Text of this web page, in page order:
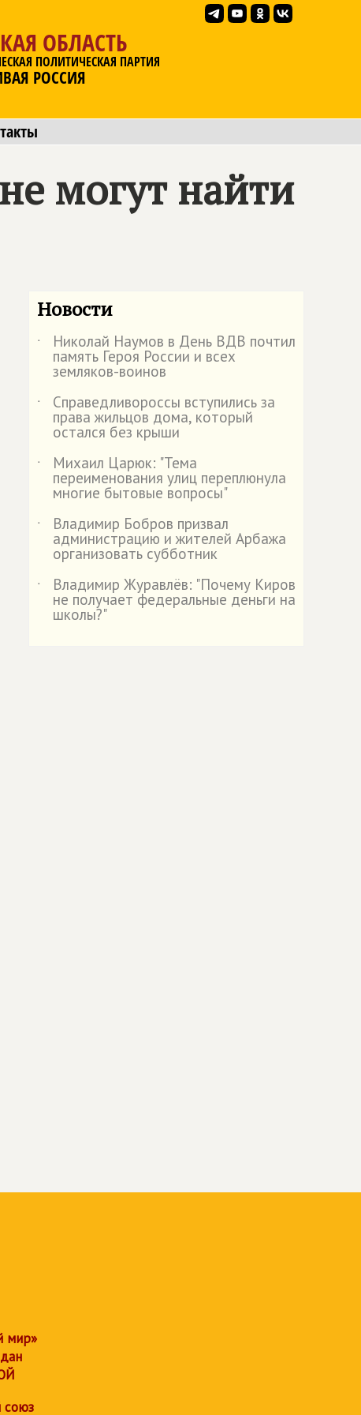
ОБЛАСТЬ
ПОЛИТИЧЕСКАЯ ПАРТИЯ
РОССИЯ
могут найти
Новости
˙ Николай Наумов в День ВДВ почтил
память Героя России и всех
земляков-воинов
˙
Справедливороссы вступились за
права жильцов дома, который
остался без крыши
˙
Михаил Царюк: "Тема
переименования улиц переплюнула
многие бытовые вопросы"
˙
Владимир Бобров призвал
администрацию и жителей Арбажа
организовать субботник
˙
Владимир Журавлёв: "Почему Киров
не получает федеральные деньги на
школы?"
мир»
союз